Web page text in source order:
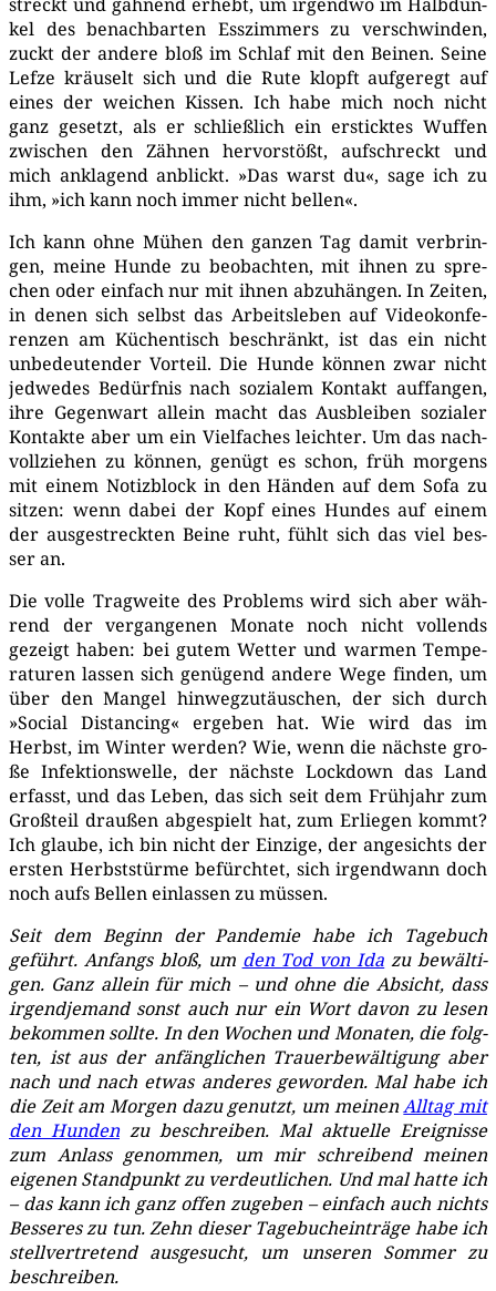
kel des benach­bar­ten Ess­zim­mers zu ver­schwin­den,
zuckt der ande­re bloß im Schlaf mit den Bei­nen. Sei­ne
Lef­ze kräu­selt sich und die Rute klopft auf­ge­regt auf
eines der wei­chen Kis­sen. Ich habe mich noch nicht
ganz gesetzt, als er schließ­lich ein erstick­tes Wuf­fen
zwi­schen den Zäh­nen her­vor­stößt, auf­schreckt und
mich ankla­gend anblickt. »Das warst du«, sage ich zu
ihm, »ich kann noch immer nicht bellen«.
Ich kann ohne Mühen den gan­zen Tag damit ver­brin­
gen, mei­ne Hun­de zu beob­ach­ten, mit ihnen zu spre­
chen oder ein­fach nur mit ihnen abzu­hän­gen. In Zei­ten,
in denen sich selbst das Arbeits­le­ben auf Video­kon­fe­
ren­zen am Küchen­tisch beschränkt, ist das ein nicht
unbe­deu­ten­der Vor­teil. Die Hun­de kön­nen zwar nicht
jed­we­des Bedürf­nis nach sozia­lem Kon­takt auf­fan­gen,
ihre Gegen­wart allein macht das Aus­blei­ben sozia­ler
Kon­tak­te aber um ein Viel­fa­ches leich­ter. Um das nach­
voll­zie­hen zu kön­nen, genügt es schon, früh mor­gens
mit einem Notiz­block in den Hän­den auf dem Sofa zu
sit­zen: wenn dabei der Kopf eines Hun­des auf einem
der aus­ge­streck­ten Bei­ne ruht, fühlt sich das viel bes­
ser an.
Die vol­le Trag­wei­te des Pro­blems wird sich aber wäh­
rend der ver­gan­ge­nen Mona­te noch nicht voll­ends
gezeigt haben: bei gutem Wet­ter und war­men Tem­pe­
ra­tu­ren las­sen sich genü­gend ande­re Wege fin­den, um
über den Man­gel hin­weg­zu­täu­schen, der sich durch
»Social Distancing« erge­ben hat. Wie wird das im
Herbst, im Win­ter wer­den? Wie, wenn die nächs­te gro­
ße Infek­ti­ons­wel­le, der nächs­te Lock­down das Land
erfasst, und das Leben, das sich seit dem Früh­jahr zum
Groß­teil drau­ßen abge­spielt hat, zum Erlie­gen kommt?
Ich glau­be, ich bin nicht der Ein­zi­ge, der ange­sichts der
ers­ten Herbst­stür­me befürch­tet, sich irgend­wann doch
noch aufs Bel­len ein­las­sen zu müssen.
Seit dem Beginn der Pan­de­mie habe ich Tage­buch
geführt. Anfangs bloß, um den Tod von Ida zu bewäl­ti­
gen. Ganz allein für mich – und ohne die Absicht, dass
irgend­je­mand sonst auch nur ein Wort davon zu lesen
bekom­men soll­te. In den Wochen und Mona­ten, die folg­
ten, ist aus der anfäng­li­chen Trau­er­be­wäl­ti­gung aber
nach und nach etwas ande­res gewor­den. Mal habe ich
die Zeit am Mor­gen dazu genutzt, um mei­nenAll­tag mit
den Hun­denzu beschrei­ben. Mal aktu­el­le Ereig­nis­se
zum Anlass genom­men, um mir schrei­bend mei­nen
eige­nen Stand­punkt zu ver­deut­li­chen. Und mal hat­te ich
– das kann ich ganz offen zuge­ben – ein­fach auch nichts
Bes­se­res zu tun. Zehn die­ser Tage­buch­ein­trä­ge habe ich
stell­ver­tre­tend aus­ge­sucht, um unse­ren Som­mer zu
beschreiben.